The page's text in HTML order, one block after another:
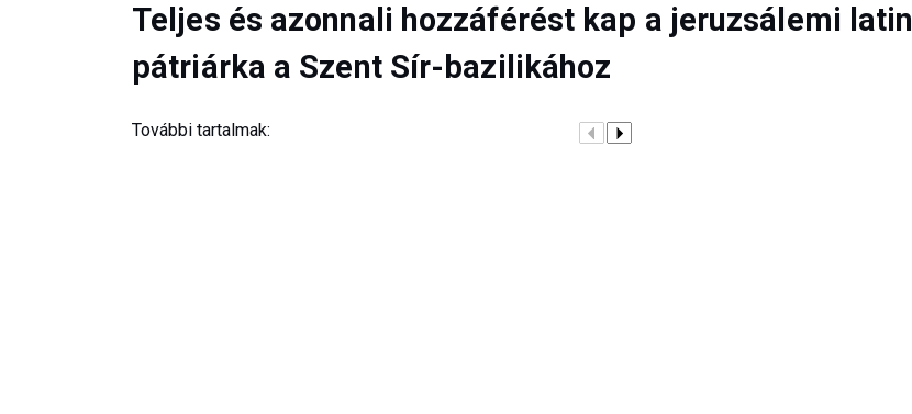
Teljes és azonnali hozzáférést kap a jeruzsálemi latin
pátriárka a Szent Sír-bazilikához
További tartalmak: